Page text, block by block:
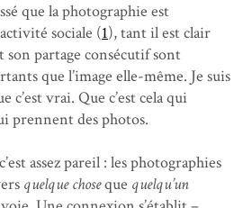
que la photographie est
sociale (1), tant il est clair
son partage consécutif sont
que l’image elle-même. Je suis
c’est vrai. Que c’est cela qui
prennent des photos.
assez pareil : les photographies
quelque choseque quelqu’un